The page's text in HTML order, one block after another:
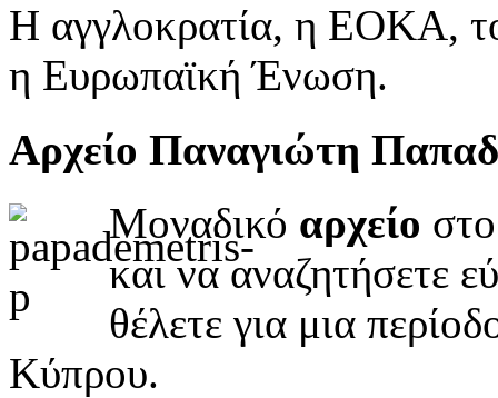
Η αγγλοκρατία, η ΕΟΚΑ,
η Ευρωπαϊκή Ένωση.
Αρχείο Παναγιώτη
Μοναδικό αρχείο
και να αναζητήσετε
θέλετε για μια
Κύπρου.